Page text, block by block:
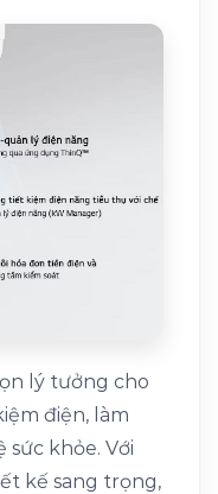
lý tưởng cho
điện, làm
sức khỏe. Với
kế sang trọng,